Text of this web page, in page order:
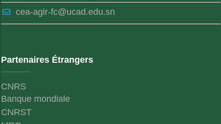
cea-agir-fc@ucad.edu.sn
Partenaires Étrangers
CNRS
Banque mondiale
CNRST